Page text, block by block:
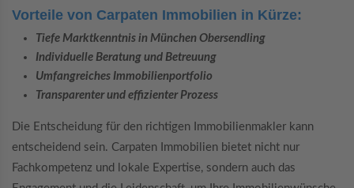
Vorteile von Carpaten Immobilien in Kürze:
Tiefe Marktkenntnis in München Obersendling
Individuelle Beratung und Betreuung
Umfangreiches Immobilienportfolio
Transparenter und effizienter Prozess
Die Entscheidung für den richtigen Immobilienmakler kann
entscheidend sein. Carpaten Immobilien bietet nicht nur
Fachkompetenz und lokale Expertise, sondern auch das